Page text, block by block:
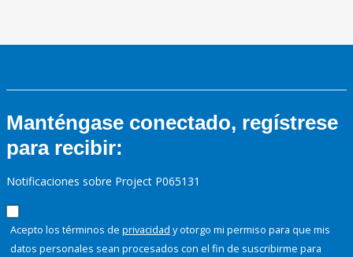
Manténgase conectado, regístrese
para recibir:
Notificaciones sobre Project P065131
Acepto los términos de privacidad y otorgo mi permiso para que mis
datos personales sean procesados con el fin de suscribirme para